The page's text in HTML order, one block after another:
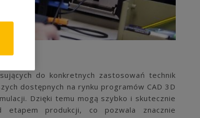
do konkretnych zastosowań technik
dostępnych na rynku programów CAD 3D
Dzięki temu mogą szybko i skutecznie
etapem produkcji, co pozwala znacznie